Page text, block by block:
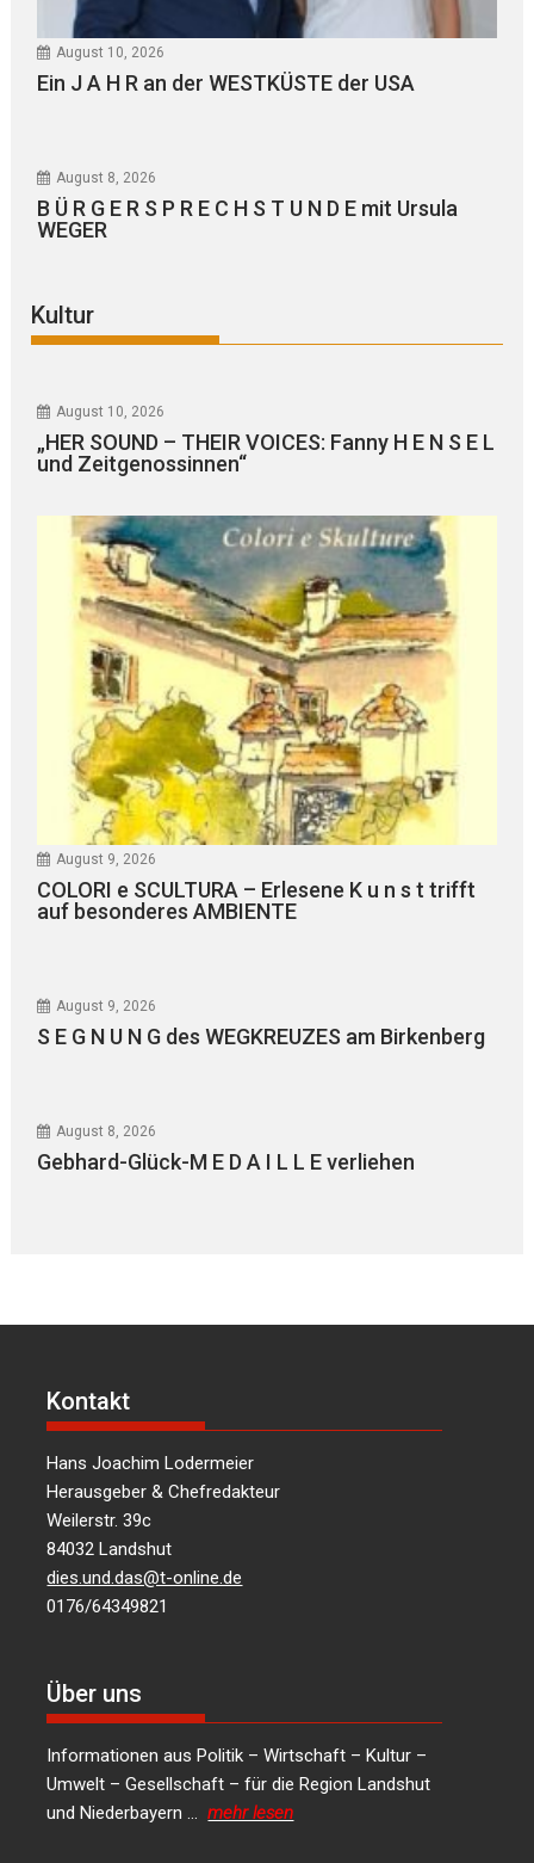
August 10, 2026
Ein J A H R an der WESTKÜSTE der USA
August 8, 2026
B Ü R G E R S P R E C H S T U N D E mit Ursula
WEGER
Kultur
August 10, 2026
„HER SOUND – THEIR VOICES: Fanny H E N S E L
und Zeitgenossinnen“
August 9, 2026
COLORI e SCULTURA – Erlesene K u n s t trifft
auf besonderes AMBIENTE
August 9, 2026
S E G N U N G des WEGKREUZES am Birkenberg
August 8, 2026
Gebhard-Glück-M E D A I L L E verliehen
Kontakt
Hans Joachim Lodermeier
Herausgeber & Chefredakteur
Weilerstr. 39c
84032 Landshut
dies.und.das@t-online.de
0176/64349821
Über uns
Informationen aus Politik – Wirtschaft – Kultur –
Umwelt – Gesellschaft – für die Region Landshut
und Niederbayern …mehr lesen